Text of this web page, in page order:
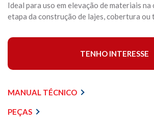
Ideal para uso em elevação de materiais
etapa da construção de lajes, cobertura ou
TENHO INTERESSE
MANUAL TÉCNICO
PEÇAS